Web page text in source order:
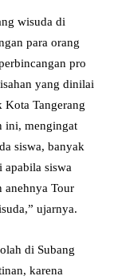
wisuda di
para orang
pro
yang dinilai
Tangerang
ini, mengingat
siswa, banyak
apabila siswa
anehnya Tour
ujarnya.
di Subang
karena